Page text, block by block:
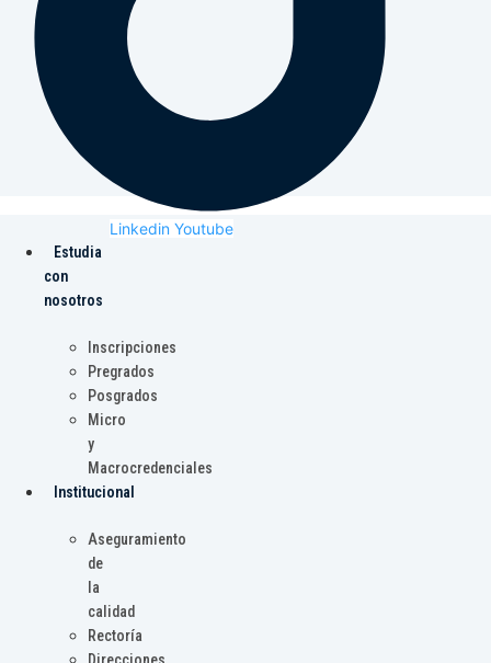
Linkedin Youtube
Estudia
con
nosotros
Inscripciones
Pregrados
Posgrados
Micro
y
Macrocredenciales
Institucional
Aseguramiento
de
la
calidad
Rectoría